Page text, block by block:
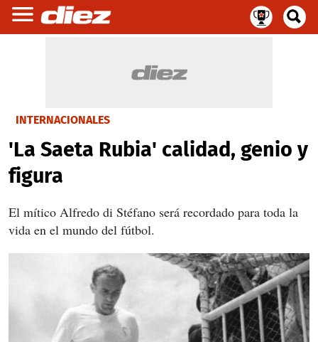
INTERNACIONALES
'La Saeta Rubia' calidad, genio y
figura
El mítico Alfredo di Stéfano será recordado para toda la
vida en el mundo del fútbol.